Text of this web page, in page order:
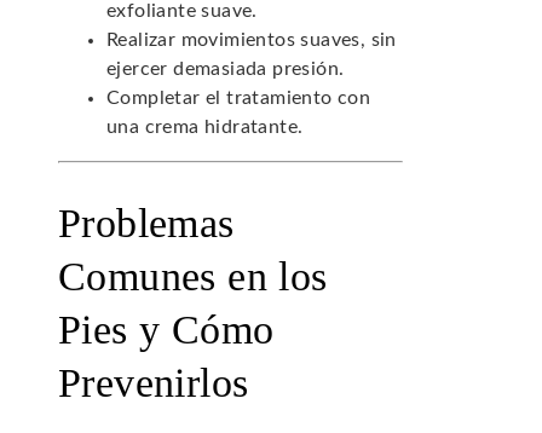
exfoliante suave.
Realizar movimientos suaves, sin
ejercer demasiada presión.
Completar el tratamiento con
una crema hidratante.
Problemas
Comunes en los
Pies y Cómo
Prevenirlos